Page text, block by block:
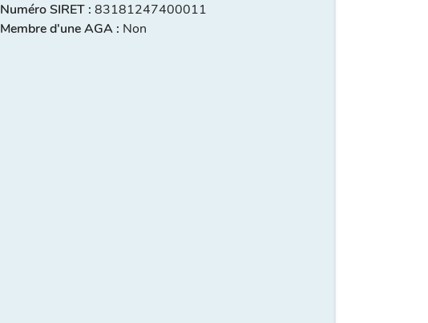
Numéro SIRET : 83181247400011
Membre d'une AGA : Non